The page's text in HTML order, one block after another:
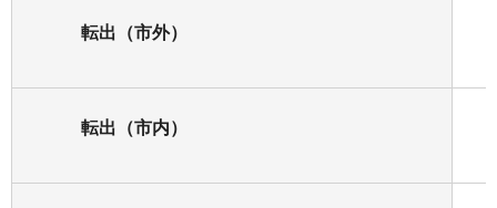
転出（市外）
転出（市内）